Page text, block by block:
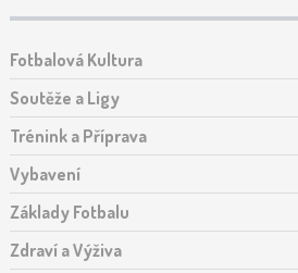
Fotbalová Kultura
Soutěže a Ligy
Trénink a Příprava
Vybavení
Základy Fotbalu
Zdraví a Výživa